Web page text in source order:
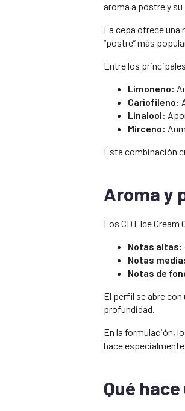
aroma a postre y
La cepa ofrece una
“postre” más
Entre los
Limoneno:
Cariofileno:
Linalool:
Mirceno:
Esta combinación
Aroma y
Los CDT Ice
Notas altas:
Notas
Notas de
El perfil se abre
profundidad.
En la formulación,
hace
Qué